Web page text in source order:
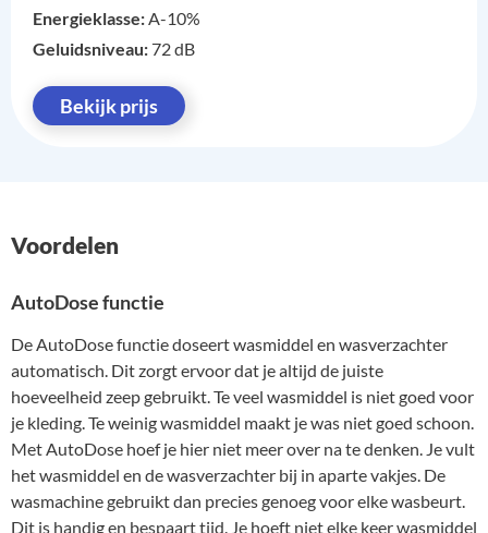
Energieklasse:A-10%
Geluidsniveau: 72 dB
Bekijk prijs
Voordelen
AutoDose functie
De AutoDose functie doseert wasmiddel en wasverzachter
automatisch. Dit zorgt ervoor dat je altijd de juiste
hoeveelheid zeep gebruikt. Te veel wasmiddel is niet goed voor
je kleding. Te weinig wasmiddel maakt je was niet goed schoon.
Met AutoDose hoef je hier niet meer over na te denken. Je vult
het wasmiddel en de wasverzachter bij in aparte vakjes. De
wasmachine gebruikt dan precies genoeg voor elke wasbeurt.
Dit is handig en bespaart tijd. Je hoeft niet elke keer wasmiddel